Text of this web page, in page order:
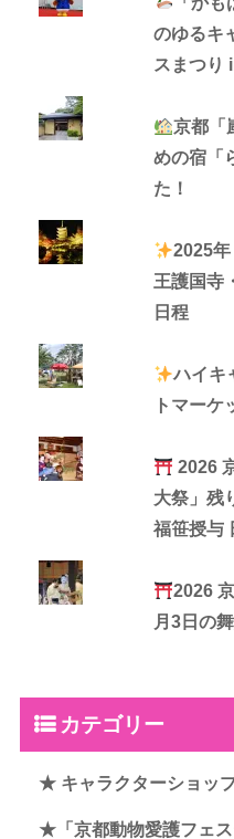
のゆるキ
スまつり
京都「
めの宿「
た！
2025
王護国寺
日程
ハイキ
トマーケ
2026
大祭」残
福笹授与
2026
月3日の
カテゴリー
★ キャラクターショッ
★「京都動物愛護フェ